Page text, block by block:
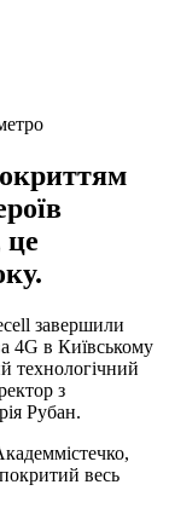
це
завершили
4G в Київському
технологічний
з
Рубан.
весь